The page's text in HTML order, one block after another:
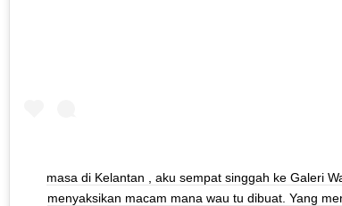
masa di Kelantan , aku sempat singgah ke Galeri
menyaksikan macam mana wau tu dibuat. Yang